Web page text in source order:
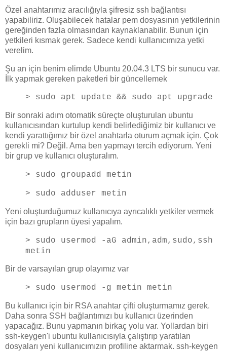
Özel anahtarımız aracılığıyla şifresiz ssh bağlantısı
yapabiliriz. Oluşabilecek hatalar pem dosyasının yetkilerinin
gereğinden fazla olmasından kaynaklanabilir. Bunun için
yetkileri kısmak gerek. Sadece kendi kullanıcımıza yetki
verelim.
Şu an için benim elimde Ubuntu 20.04.3 LTS bir sunucu var.
İlk yapmak gereken paketleri bir güncellemek
> sudo apt update && sudo apt upgrade
Bir sonraki adım otomatik süreçte oluşturulan ubuntu
kullanıcısından kurtulup kendi belirlediğimiz bir kullanıcı ve
kendi yarattığımız bir özel anahtarla oturum açmak için. Çok
gerekli mi? Değil. Ama ben yapmayı tercih ediyorum. Yeni
bir grup ve kullanıcı oluşturalım.
> sudo groupadd metin
> sudo adduser metin
Yeni oluşturduğumuz kullanıcıya ayrıcalıklı yetkiler vermek
için bazı grupların üyesi yapalım.
> sudo usermod -aG admin,adm,sudo,ssh
metin
Bir de varsayılan grup olayımız var
> sudo usermod -g metin metin
Bu kullanıcı için bir RSA anahtar çifti oluşturmamız gerek.
Daha sonra SSH bağlantımızı bu kullanıcı üzerinden
yapacağız. Bunu yapmanın birkaç yolu var. Yollardan biri
ssh-keygen'i ubuntu kullanıcısıyla çalıştırıp yaratılan
dosyaları yeni kullanıcımızın profiline aktarmak. ssh-keygen